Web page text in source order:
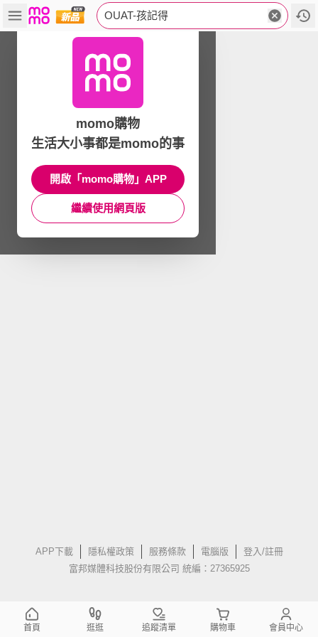
OUAT-孩記得
APP下載 隱私權政策 服務條款 電腦版
登入/註冊
富邦媒體科技股份有限公司 統編：27365925
momo購物
生活大小事都是momo的事
開啟「momo購物」APP
繼續使用網頁版
首頁 逛逛 追蹤清單 購物車 會員中心